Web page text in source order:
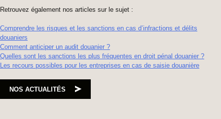
Retrouvez également nos articles sur le sujet :
Comprendre les risques et les sanctions en cas d’infractions et délits
douaniers
Comment anticiper un audit douanier ?
Quelles sont les sanctions les plus fréquentes en droit pénal douanier ?
Les recours possibles pour les entreprises en cas de saisie douanière
NOS ACTUALITÉS